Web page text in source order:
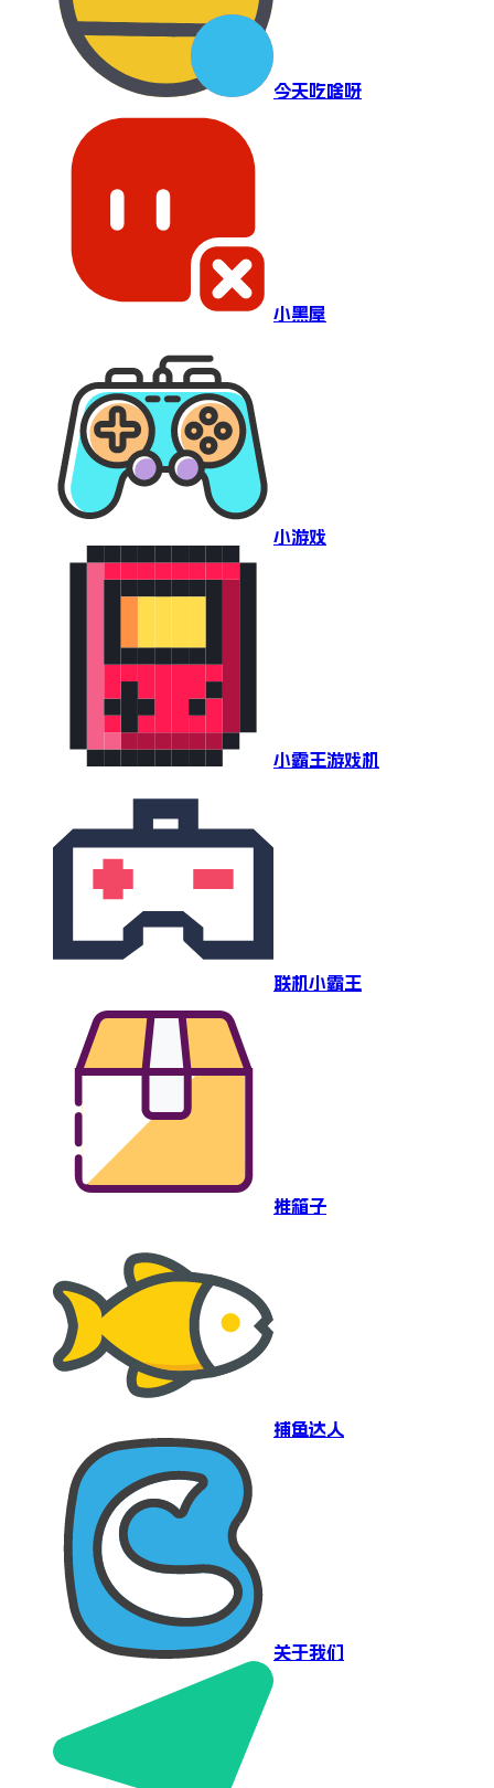
今天吃啥呀
小黑屋
小游戏
小霸王游戏机
联机小霸王
推箱子
捕鱼达人
关于我们